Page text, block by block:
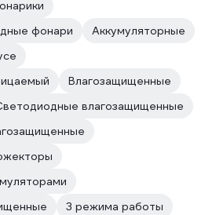
фонари
Аккумуляторные
Влагозащищенные
влагозащищенные
3 режима работы